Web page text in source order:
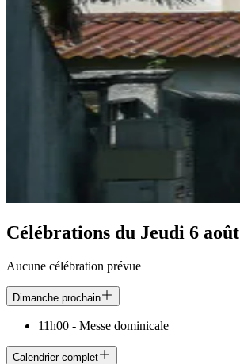
Célébrations du Jeudi 6 août
Aucune célébration prévue
Dimanche prochain
11h00 - Messe dominicale
Calendrier complet